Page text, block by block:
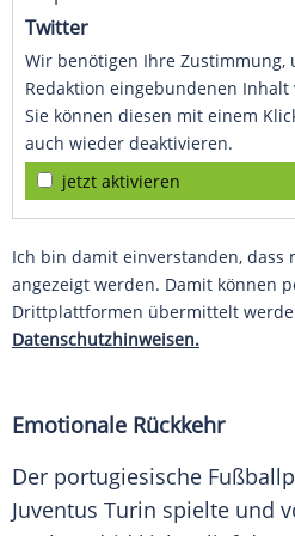
Twitter
Wir benötigen Ihre Zustimmung,
Redaktion eingebundenen
Sie können diesen mit einem
auch wieder deaktivieren.
jetzt aktivieren
Ich bin damit einverstanden, dass
angezeigt werden. Damit können
Drittplattformen übermittelt
Datenschutzhinweisen.
Emotionale Rückkehr
Der portugiesische
Juventus Turin spielte und